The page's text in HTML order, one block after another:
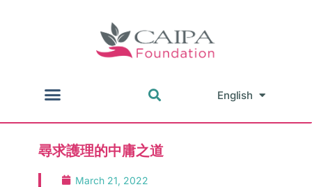
English
中文
尋求護理的中庸之道
March 21, 2022